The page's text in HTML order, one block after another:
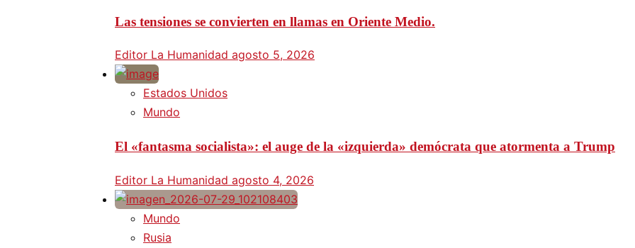
Las tensiones se convierten en llamas en Oriente Medio.
Editor La Humanidad agosto 5, 2026
Estados Unidos
Mundo
El «fantasma socialista»: el auge de la «izquierda» demócrata que atormenta a Trump
Editor La Humanidad agosto 4, 2026
Mundo
Rusia